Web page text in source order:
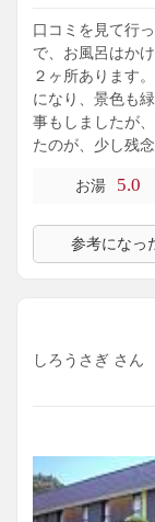
口コミを見て行
で、お風呂はか
２ヶ所あります
になり、景色も
事もしましたが
たのが、少し残
お湯 5.0
参考になっ
しろうさぎ さん